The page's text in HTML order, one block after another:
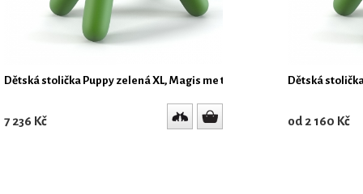
Dětská stolička Puppy zelená XL, Magis me too
7 236 Kč
Dětská
od 2 160 Kč